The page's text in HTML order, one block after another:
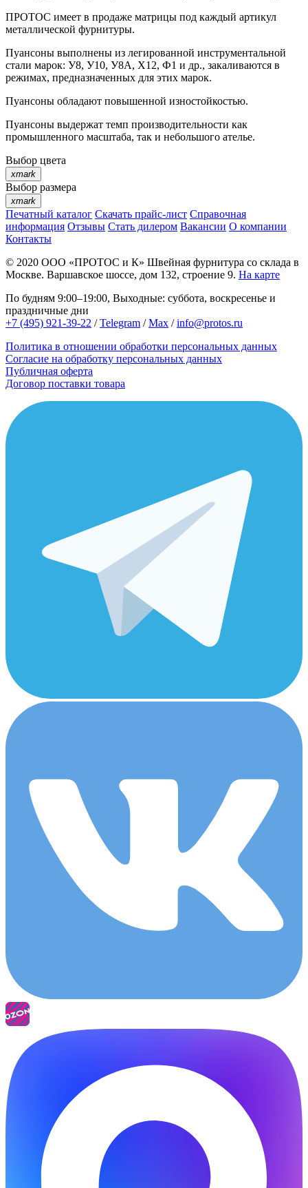
ПРОТОС имеет в продаже матрицы под каждый артикул
металлической фурнитуры.
Пуансоны выполнены из легированной инструментальной
стали марок: У8, У10, У8А, Х12, Ф1 и др., закаливаются в
режимах, предназначенных для этих марок.
Пуансоны обладают повышенной изностойкостью.
Пуансоны выдержат темп производительности как
промышленного масштаба, так и небольшого ателье.
Выбор цвета
xmark
Выбор размера
xmark
Печатный каталог Скачать прайс-лист Справочная
информация Отзывы Стать дилером Вакансии О компании
Контакты
© 2020 ООО «ПРОТОС и К» Швейная фурнитура со склада в
Москве. Варшавское шоссе, дом 132, строение 9. На карте
По будням 9:00–19:00, Выходные: суббота, воскресенье и
праздничные дни
+7 (495) 921-39-22 /Telegram /Max /info@protos.ru
Политика в отношении обработки персональных данных
Согласие на обработку персональных данных
Публичная оферта
Договор поставки товара